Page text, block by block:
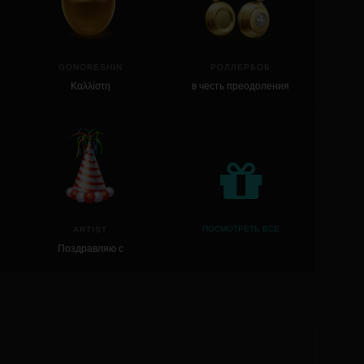
GONORESHIN
Καλλίστη
РОЛЛЕРБОБ
в честь преодоления
ARTIST
Поздравляю с
ПОСМОТРЕТЬ ВСЕ